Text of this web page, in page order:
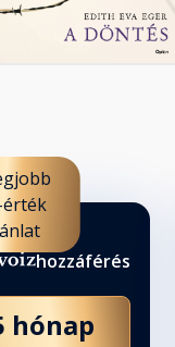
hozzáférés
hónap